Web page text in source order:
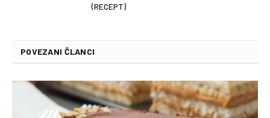
(RECEPT)
POVEZANI ČLANCI